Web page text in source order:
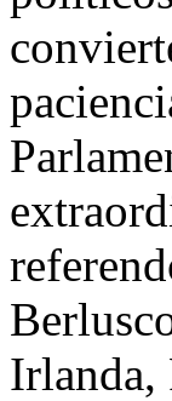
Irlanda,